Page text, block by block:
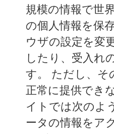
規模の情報で世
の個人情報を保
ウザの設定を変
したり、受入れ
す。 ただし、そ
正常に提供でき
イトでは次のよ
ータの情報をア